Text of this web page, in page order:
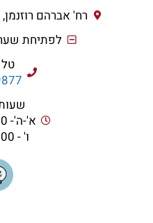
רח' אברהם
לפתיחת שער
א'-ה'- 10:00-19:00
ו' - 10:00-14:00